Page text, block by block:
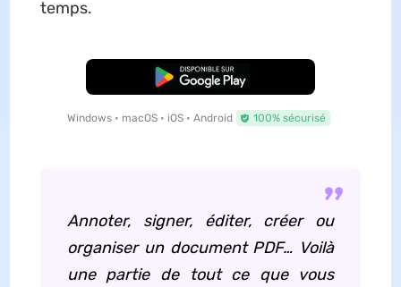
temps.
TÉLÉCHARGER
Windows • macOS • iOS • Android 100% sécurisé
Annoter, signer, éditer, créer ou
organiser un document PDF… Voilà
une partie de tout ce que vous